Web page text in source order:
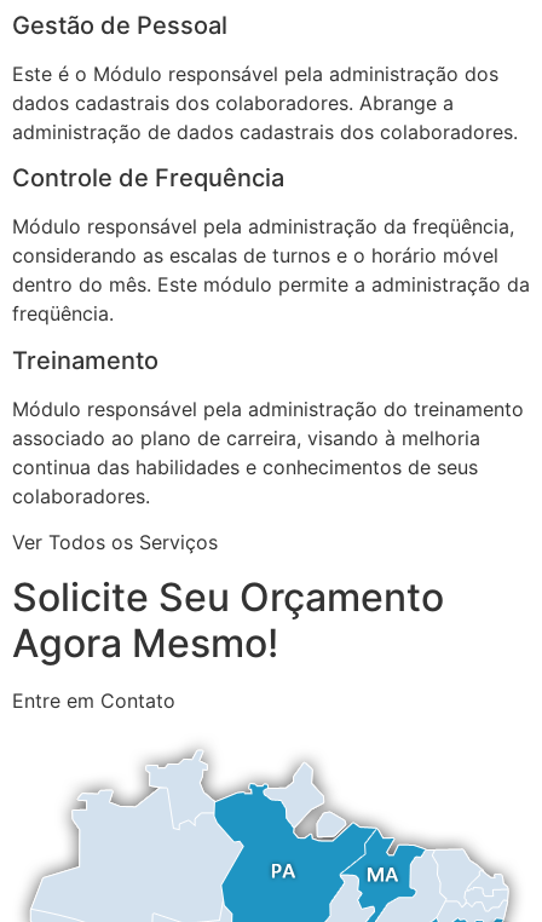
Gestão de Pessoal
Este é o Módulo responsável pela administração dos
dados cadastrais dos colaboradores. Abrange a
administração de dados cadastrais dos colaboradores.
Controle de Frequência
Módulo responsável pela administração da freqüência,
considerando as escalas de turnos e o horário móvel
dentro do mês. Este módulo permite a administração da
freqüência.
Treinamento
Módulo responsável pela administração do treinamento
associado ao plano de carreira, visando à melhoria
continua das habilidades e conhecimentos de seus
colaboradores.
Ver Todos os Serviços
Solicite Seu Orçamento
Agora Mesmo!
Entre em Contato